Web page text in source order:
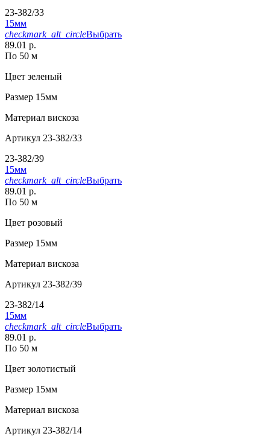
23-382/33
15мм
checkmark_alt_circleВыбрать
89.01 р.
По 50 м
Цвет зеленый
Размер 15мм
Материал вискоза
Артикул 23-382/33
23-382/39
15мм
checkmark_alt_circleВыбрать
89.01 р.
По 50 м
Цвет розовый
Размер 15мм
Материал вискоза
Артикул 23-382/39
23-382/14
15мм
checkmark_alt_circleВыбрать
89.01 р.
По 50 м
Цвет золотистый
Размер 15мм
Материал вискоза
Артикул 23-382/14